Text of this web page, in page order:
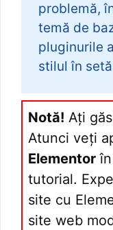
problemă,
temă de
pluginurile
stilul în
Notă! Ați
Atunci veți
Elementor
tutorial.
site cu
site web